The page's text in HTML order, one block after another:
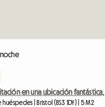
en una ubicación
| Bristol (BS3 1DY) | 5 M2